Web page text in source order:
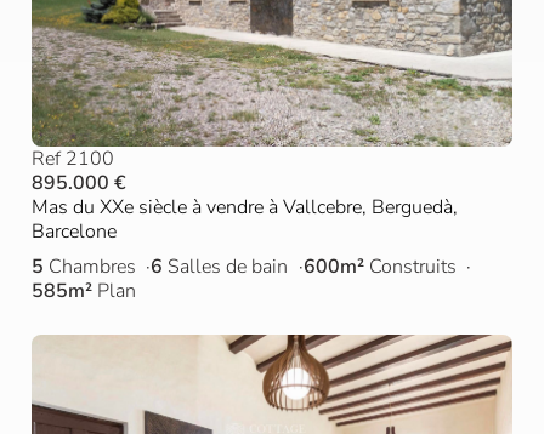
Ref 2100
895.000 €
Mas du XXe siècle à vendre à Vallcebre, Berguedà,
Barcelone
5 Chambres 6 Salles de bain 600m² Construits
585m² Plan